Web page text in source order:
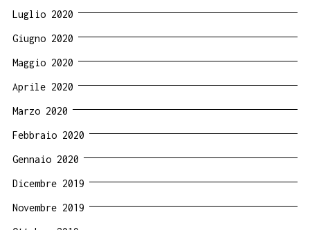
Luglio 2020
Giugno 2020
Maggio 2020
Aprile 2020
Marzo 2020
Febbraio 2020
Gennaio 2020
Dicembre 2019
Novembre 2019